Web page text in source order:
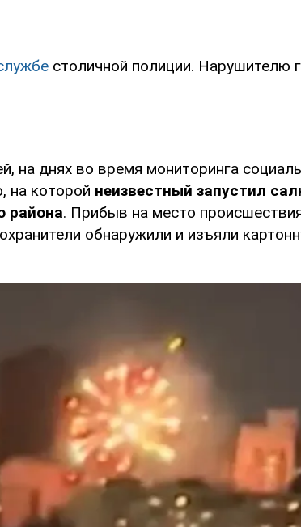
столичной полиции. Нарушителю
на днях во время мониторинга
на которой неизвестный запустил
района. Прибыв на место
обнаружили и изъяли